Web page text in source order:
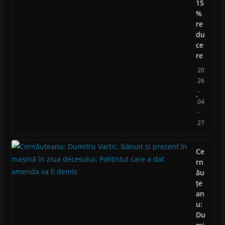
15
%
re
du
ce
re
20
26
-
04
-
27
Ce
rn
ău
țe
an
u:
Du